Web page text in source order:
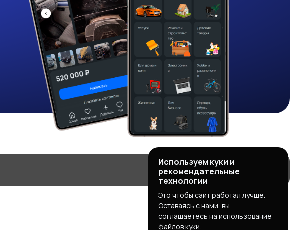
Используем куки и
рекомендательные
технологии
Это чтобы сайт работал лучше.
Оставаясь с нами, вы
соглашаетесь на использование
файлов куки.